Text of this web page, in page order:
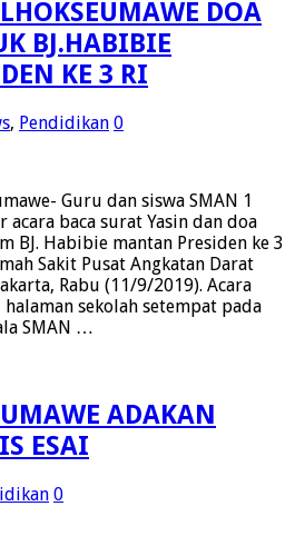
DOA
BJ.HABIBIE
KE 3 RI
, Pendidikan 0
Guru dan siswa SMAN 1
acara baca surat Yasin dan doa
BJ. Habibie mantan Presiden ke 3
Sakit Pusat Angkatan Darat
Rabu (11/9/2019). Acara
sekolah setempat pada
SMAN …
ADAKAN
ESAI
0